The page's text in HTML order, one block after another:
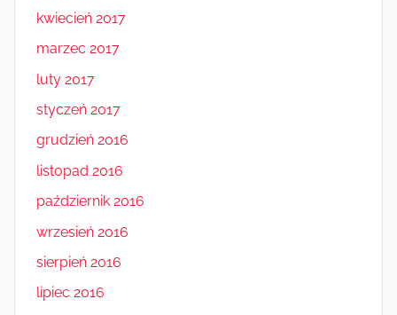
kwiecień 2017
marzec 2017
luty 2017
styczeń 2017
grudzień 2016
listopad 2016
październik 2016
wrzesień 2016
sierpień 2016
lipiec 2016